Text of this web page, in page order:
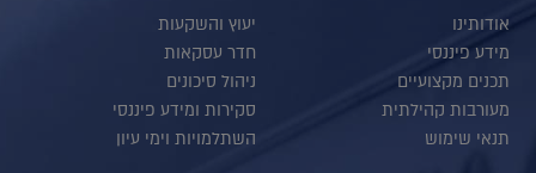
אודותינו
מידע פיננסי
תכנים מקצועיים
מעורבות קהילתית
תנאי שימוש
יעוץ והשקעות
חדר עסקאות
ניהול סיכונים
סקירות ומידע פיננסי
השתלמויות וימי עיון